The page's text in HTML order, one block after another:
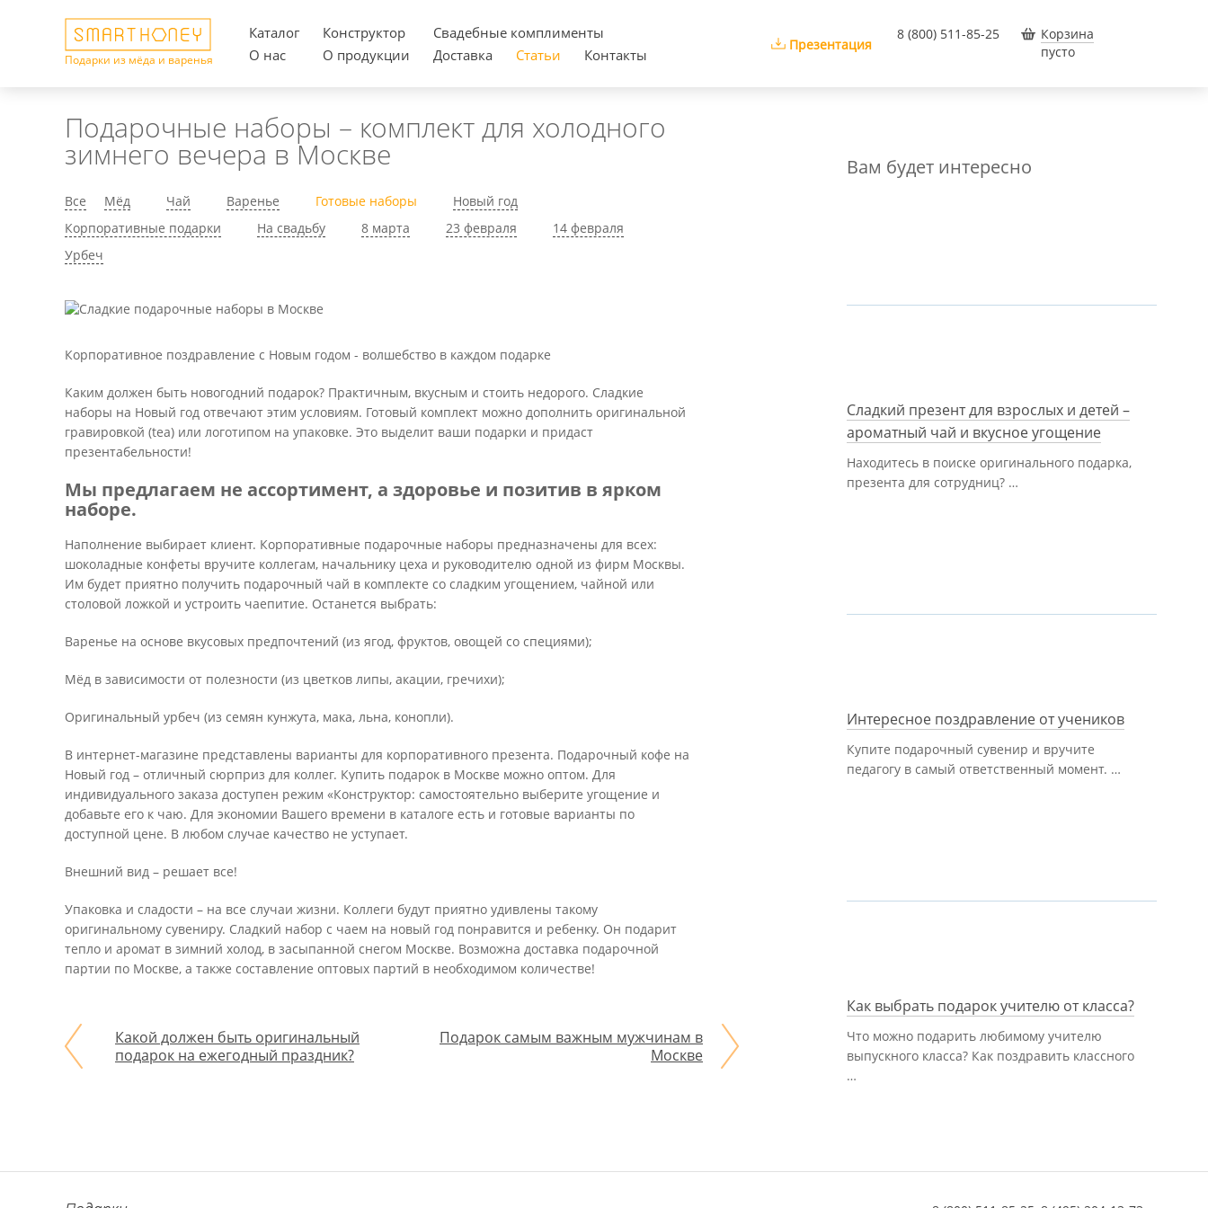
Подарки из мёда и варенья
Каталог Конструктор
Cвадебные комплименты
О нас
О продукции Доставка Статьи Контакты
Презентация
8 (800) 511-85-25
Корзина
пусто
Подарочные наборы – комплект для холодного
зимнего вечера в Москве
Все Мёд Чай Варенье Готовые наборы
Новый год
Корпоративные подарки
На свадьбу 8 марта 23 февраля
14 февраля
Урбеч
Корпоративное поздравление с Новым годом - волшебство в каждом подарке
Каким должен быть новогодний подарок? Практичным, вкусным и стоить недорого. Сладкие
наборы на Новый год отвечают этим условиям. Готовый комплект можно дополнить оригинальной
гравировкой (tea) или логотипом на упаковке. Это выделит ваши подарки и придаст
презентабельности!
Мы предлагаем не ассортимент, а здоровье и позитив в ярком
наборе.
Наполнение выбирает клиент. Корпоративные подарочные наборы предназначены для всех:
шоколадные конфеты вручите коллегам, начальнику цеха и руководителю одной из фирм Москвы.
Им будет приятно получить подарочный чай в комплекте со сладким угощением, чайной или
столовой ложкой и устроить чаепитие. Останется выбрать:
Варенье на основе вкусовых предпочтений (из ягод, фруктов, овощей со специями);
Мёд в зависимости от полезности (из цветков липы, акации, гречихи);
Оригинальный урбеч (из семян кунжута, мака, льна, конопли).
В интернет-магазине представлены варианты для корпоративного презента. Подарочный кофе на
Новый год – отличный сюрприз для коллег. Купить подарок в Москве можно оптом. Для
индивидуального заказа доступен режим «Конструктор: самостоятельно выберите угощение и
добавьте его к чаю. Для экономии Вашего времени в каталоге есть и готовые варианты по
доступной цене. В любом случае качество не уступает.
Внешний вид – решает все!
Упаковка и сладости – на все случаи жизни. Коллеги будут приятно удивлены такому
оригинальному сувениру. Сладкий набор с чаем на новый год понравится и ребенку. Он подарит
тепло и аромат в зимний холод, в засыпанной снегом Москве. Возможна доставка подарочной
партии по Москве, а также составление оптовых партий в необходимом количестве!
Какой должен быть оригинальный
подарок на ежегодный праздник?
Подарок самым важным мужчинам в
Москве
Вам будет интересно
Сладкий презент для взрослых и детей –
ароматный чай и вкусное угощение
Находитесь в поиске оригинального подарка,
презента для сотрудниц? …
Интересное поздравление от учеников
Купите подарочный сувенир и вручите
педагогу в самый ответственный момент. …
Как выбрать подарок учителю от класса?
Что можно подарить любимому учителю
выпускного класса? Как поздравить классного
…